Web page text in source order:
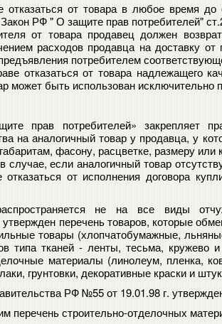
отказаться от товара в любое время
РФ " О защите прав потребителей"
от товара продавец должен
расходов продавца на доставку
потребителем
отказаться от товара надлежащего
может быть использован исключительно
прав потребителей» закрепляет
на аналогичный товар у продавца, у
фасону, расцветке, размеру
случае, если аналогичный товар
отказаться от исполнения договора
не на все виды
перечень товаров, которые
товары (хлопчатобумажные,
типа тканей - ленты, тесьма, кружево
материалы (линолеум, пленка,
грунтовки, декоративные краски и
РФ №55 от 19.01.98 г.
перечень строительно-отделочных